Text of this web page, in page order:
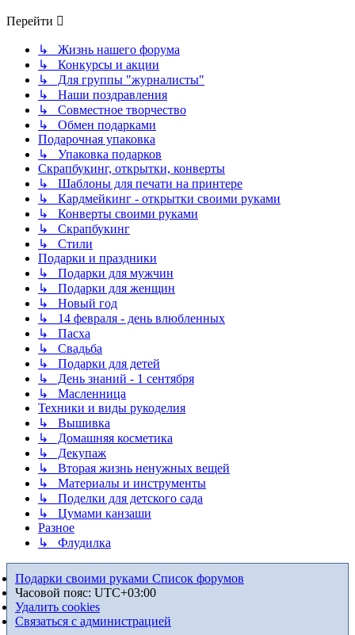
Перейти
↳ Жизнь нашего форума
↳ Конкурсы и акции
↳ Для группы "журналисты"
↳ Наши поздравления
↳ Совместное творчество
↳ Обмен подарками
Подарочная упаковка
↳ Упаковка подарков
Скрапбукинг, открытки, конверты
↳ Шаблоны для печати на принтере
↳ Кардмейкинг - открытки своими руками
↳ Конверты своими руками
↳ Скрапбукинг
↳ Стили
Подарки и праздники
↳ Подарки для мужчин
↳ Подарки для женщин
↳ Новый год
↳ 14 февраля - день влюбленных
↳ Пасха
↳ Свадьба
↳ Подарки для детей
↳ День знаний - 1 сентября
↳ Масленница
Техники и виды рукоделия
↳ Вышивка
↳ Домашняя косметика
↳ Декупаж
↳ Вторая жизнь ненужных вещей
↳ Материалы и инструменты
↳ Поделки для детского сада
↳ Цумами канзаши
Разное
↳ Флудилка
Подарки своими руками Список форумов
Часовой пояс: UTC+03:00
Удалить cookies
Связаться с администрацией